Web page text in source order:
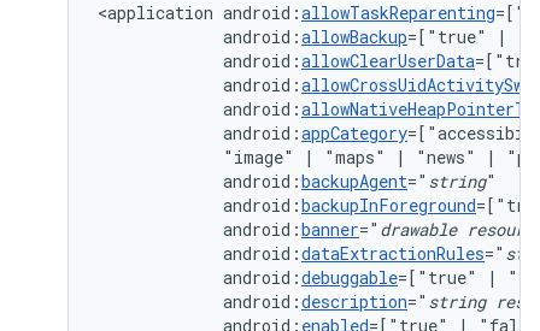
<application android:allowTaskReparenting
android:allowBackup=["true"
|
android:allowClearUserData
android:
android:
android:appCategory
"image"
| "maps" | "news" |
android:backupAgent=" string
android:backupInForeground
android:banner=" drawable
android:dataExtractionRules="
android:debuggable=["true"
|
android:description=" string
android: enabled=["true"
|